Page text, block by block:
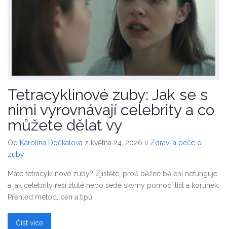
Tetracyklinové zuby: Jak se s
nimi vyrovnávají celebrity a co
můžete dělat vy
Od Karolína Dočkalová z května 24, 2026 v Zdraví a péče o
zuby
Máte tetracyklinové zuby? Zjistěte, proč běžné bělení nefunguje
a jak celebrity řeší žluté nebo šedé skvrny pomocí lišt a korunek.
Přehled metod, cen a tipů.
Číst více